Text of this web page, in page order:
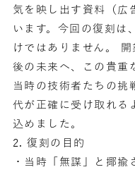
気を映し出す資料（広
います。今回の復刻は
けではありません。
後の未来へ、この貴重
当時の技術者たちの挑
代が正確に受け取れる
込めました。
2. 復刻の目的
・当時「無謀」と揶